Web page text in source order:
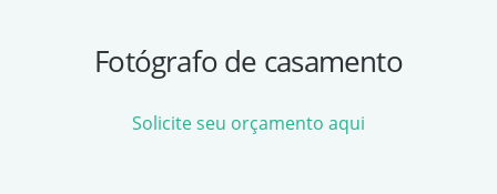
Fotógrafo de casamento
Solicite seu orçamento aqui